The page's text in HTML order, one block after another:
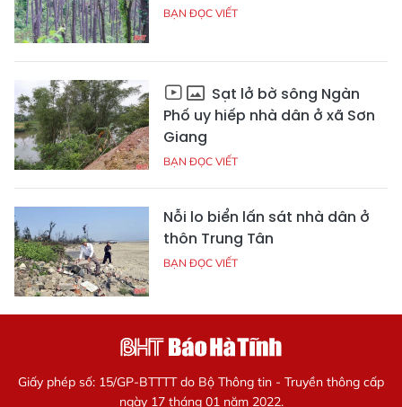
BẠN ĐỌC VIẾT
Sạt lở bờ sông Ngàn
Phố uy hiếp nhà dân ở xã Sơn
Giang
BẠN ĐỌC VIẾT
Nỗi lo biển lấn sát nhà dân ở
thôn Trung Tân
BẠN ĐỌC VIẾT
Giấy phép số: 15/GP-BTTTT do Bộ Thông tin - Truyền thông cấp
ngày 17 tháng 01 năm 2022.